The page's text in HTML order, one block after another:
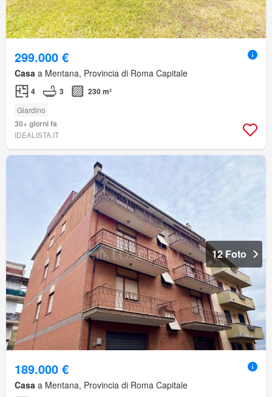
299.000 €
Casa a Mentana, Provincia di Roma Capitale
4 3 230 m²
Giardino
30+ giorni fa
IDEALISTA.IT
12 Foto
189.000 €
Casa a Mentana, Provincia di Roma Capitale